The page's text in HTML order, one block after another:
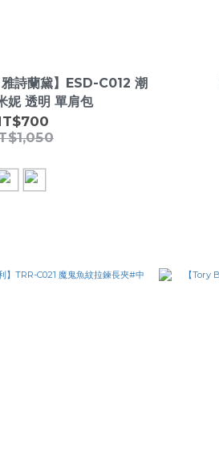
詩蘭黛】ESD-C012 潮
妮 透明 單肩包